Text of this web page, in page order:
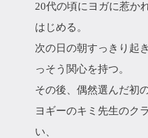
20代の頃にヨガに惹か
はじめる。
次の日の朝すっきり起
っそう関心を持つ。
その後、偶然選んだ初
ヨギーのキミ先生のク
い、